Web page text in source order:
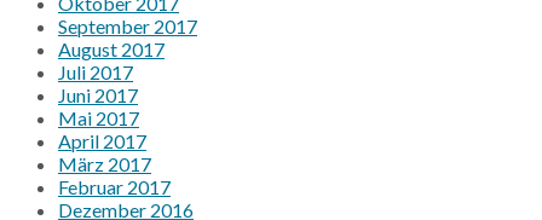
September 2017
August 2017
Juli 2017
Juni 2017
Mai 2017
April 2017
März 2017
Februar 2017
Dezember 2016